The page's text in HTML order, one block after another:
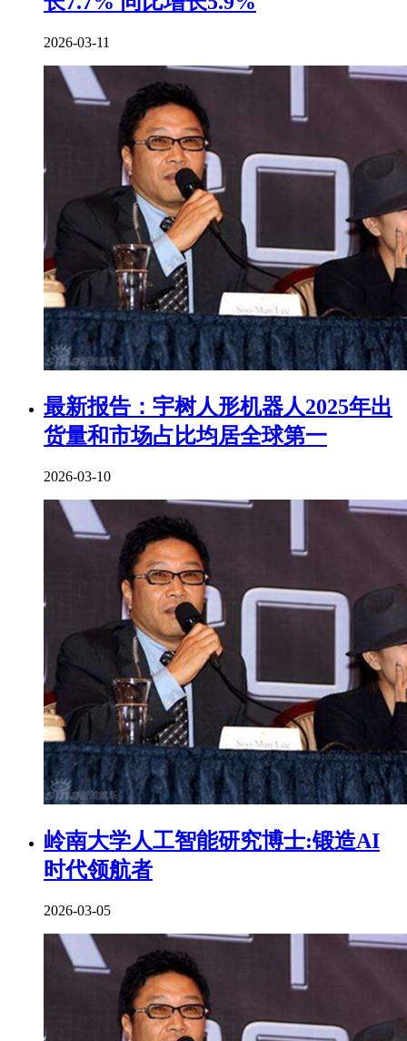
2026-03-11
最新报告：宇树人形机器人2025年出
货量和市场占比均居全球第一
2026-03-10
岭南大学人工智能研究博士:锻造AI
时代领航者
2026-03-05